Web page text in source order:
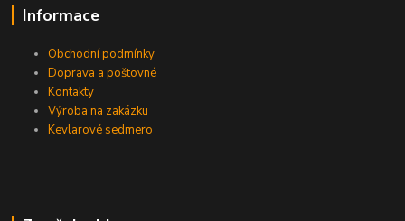
Informace
Obchodní podmínky
Doprava a poštovné
Kontakty
Výroba na zakázku
Kevlarové sedmero